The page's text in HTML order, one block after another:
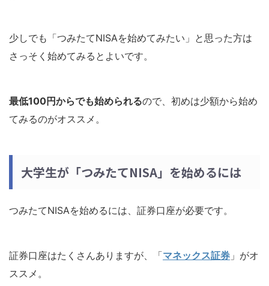
少しでも「つみたてNISAを始めてみたい」と思った方は
さっそく始めてみるとよいです。
最低100円からでも始められるので、初めは少額から始め
てみるのがオススメ。
大学生が「つみたてNISA」を始めるには
つみたてNISAを始めるには、証券口座が必要です。
証券口座はたくさんありますが、「マネックス証券 」がオ
ススメ。